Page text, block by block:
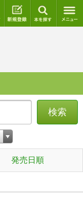
ログイン 新規登録
検索
発売日順